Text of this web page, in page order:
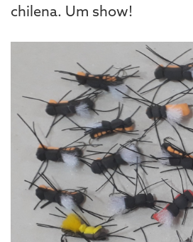
chilena. Um show!